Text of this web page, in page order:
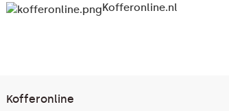
Kofferonline.nl
Kofferonline